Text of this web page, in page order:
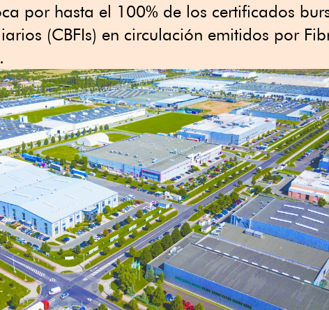
por hasta ⁠el 100% de ⁠los certificados
(CBFIs) en circulación emitidos ​por